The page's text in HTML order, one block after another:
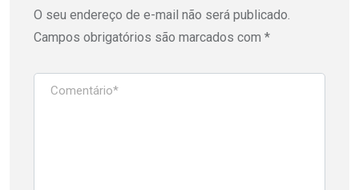
O seu endereço de e-mail não será publicado.
Campos obrigatórios são marcados com *